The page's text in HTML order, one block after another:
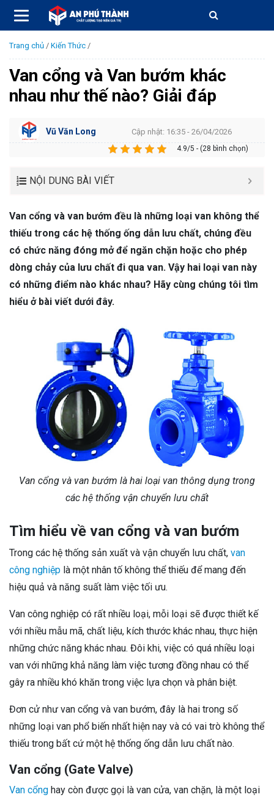
Trang chủ / Kiến Thức /
Van cổng và Van bướm khác
nhau như thế nào? Giải đáp
Vũ Văn Long Cập nhật: 16:35 - 26/04/2026
4.9/5 - (28 bình chọn)
NỘI DUNG BÀI VIẾT
Van cổng và van bướm đều là những loại van không thể
thiếu trong các hệ thống ống dẫn lưu chất, chúng đều
có chức năng đóng mở để ngăn chặn hoặc cho phép
dòng chảy của lưu chất đi qua van. Vậy hai loại van này
có những điểm nào khác nhau? Hãy cùng chúng tôi tìm
hiểu ở bài viết dưới đây.
Van cổng và van bướm là hai loại van thông dụng trong
các hệ thống vận chuyển lưu chất
Tìm hiểu về van cổng và van bướm
Trong các hệ thống sản xuất và vận chuyển lưu chất, van
công nghiệp là một nhân tố không thể thiếu để mang đến
hiệu quả và năng suất làm việc tối ưu.
Van công nghiệp có rất nhiều loại, mỗi loại sẽ được thiết kế
với nhiều mẫu mã, chất liệu, kích thước khác nhau, thực hiện
những chức năng khác nhau. Đôi khi, việc có quá nhiều loại
van với những khả năng làm việc tương đồng nhau có thể
gây ra nhiều khó khăn trong việc lựa chọn và phân biệt.
Đơn cử như van cổng và van bướm, đây là hai trong số
những loại van phổ biến nhất hiện nay và có vai trò không thể
thiếu trong bất cứ một hệ thống ống dẫn lưu chất nào.
Van cổng (Gate Valve)
Van cổng hay còn được gọi là van cửa, van chặn, là một loại